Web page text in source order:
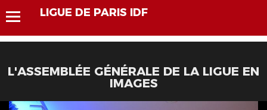
LIGUE DE PARIS IDF
L'ASSEMBLÉE GÉNÉRALE DE LA LIGUE EN
IMAGES